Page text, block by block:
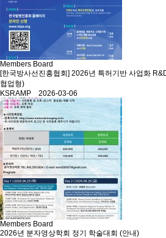
Members Board
[한국방사선진흥협회] 2026년 특허기반 사업화
협업형)
KSRAMP 2026-03-06
Members Board
2026년 분자영상학회 정기 학술대회 (안내)